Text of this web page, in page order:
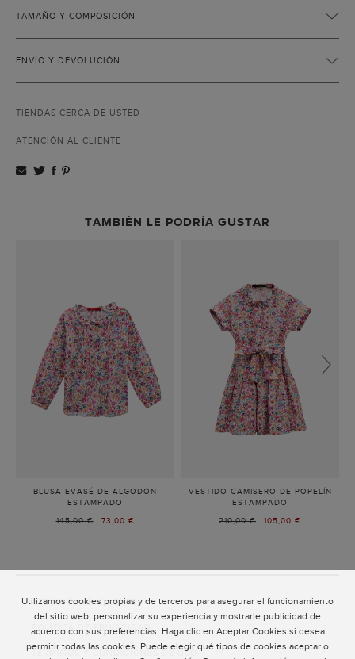
Utilizamos cookies propias y de terceros para asegurar el funcionamiento
del sitio web, personalizar su experiencia y mostrarle publicidad de
acuerdo con sus preferencias. Haga clic en Aceptar Cookies si desea
permitir todas las cookies. Puede elegir qué tipos de cookies aceptar o
TAMAÑO Y COMPOSICIÓN
ENVÍO Y DEVOLUCIÓN
TIENDAS CERCA DE USTED
ATENCIÓN AL CLIENTE
TAMBIÉN LE PODRÍA GUSTAR
BLUSA EVASÉ DE ALGODÓN
ESTAMPADO
CELESTE/BLANCO
PRECIO
145,00 €
PRECIO
73,00 €
VESTIDO CAMISERO DE POPELÍN
ESTAMPADO
CELESTE/
PRECIO
210,00 €
PRECIO
105,00 €
ATENCIÓN AL CLIENTE
POLÍTICA DE PRIVACIDAD
TÉRMINOS Y CONDICIONES DE USO